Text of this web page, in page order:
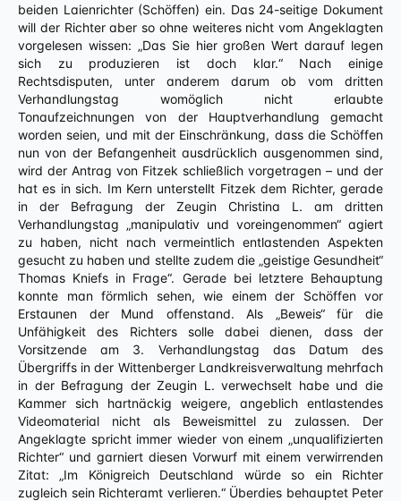
beiden Laienrichter (Schöffen) ein. Das 24-seitige Dokument
will der Richter aber so ohne weiteres nicht vom Angeklagten
vorgelesen wissen: „Das Sie hier großen Wert darauf legen
sich zu produzieren ist doch klar.“ Nach einige
Rechtsdisputen, unter anderem darum ob vom dritten
Verhandlungstag womöglich nicht erlaubte
Tonaufzeichnungen von der Hauptverhandlung gemacht
worden seien, und mit der Einschränkung, dass die Schöffen
nun von der Befangenheit ausdrücklich ausgenommen sind,
wird der Antrag von Fitzek schließlich vorgetragen – und der
hat es in sich. Im Kern unterstellt Fitzek dem Richter, gerade
in der Befragung der Zeugin Christina L. am dritten
Verhandlungstag „manipulativ und voreingenommen“ agiert
zu haben, nicht nach vermeintlich entlastenden Aspekten
gesucht zu haben und stellte zudem die „geistige Gesundheit“
Thomas Kniefs in Frage“. Gerade bei letztere Behauptung
konnte man förmlich sehen, wie einem der Schöffen vor
Erstaunen der Mund offenstand. Als „Beweis“ für die
Unfähigkeit des Richters solle dabei dienen, dass der
Vorsitzende am 3. Verhandlungstag das Datum des
Übergriffs in der Wittenberger Landkreisverwaltung mehrfach
in der Befragung der Zeugin L. verwechselt habe und die
Kammer sich hartnäckig weigere, angeblich entlastendes
Videomaterial nicht als Beweismittel zu zulassen. Der
Angeklagte spricht immer wieder von einem „unqualifizierten
Richter“ und garniert diesen Vorwurf mit einem verwirrenden
Zitat: „Im Königreich Deutschland würde so ein Richter
zugleich sein Richteramt verlieren.“ Überdies behauptet Peter